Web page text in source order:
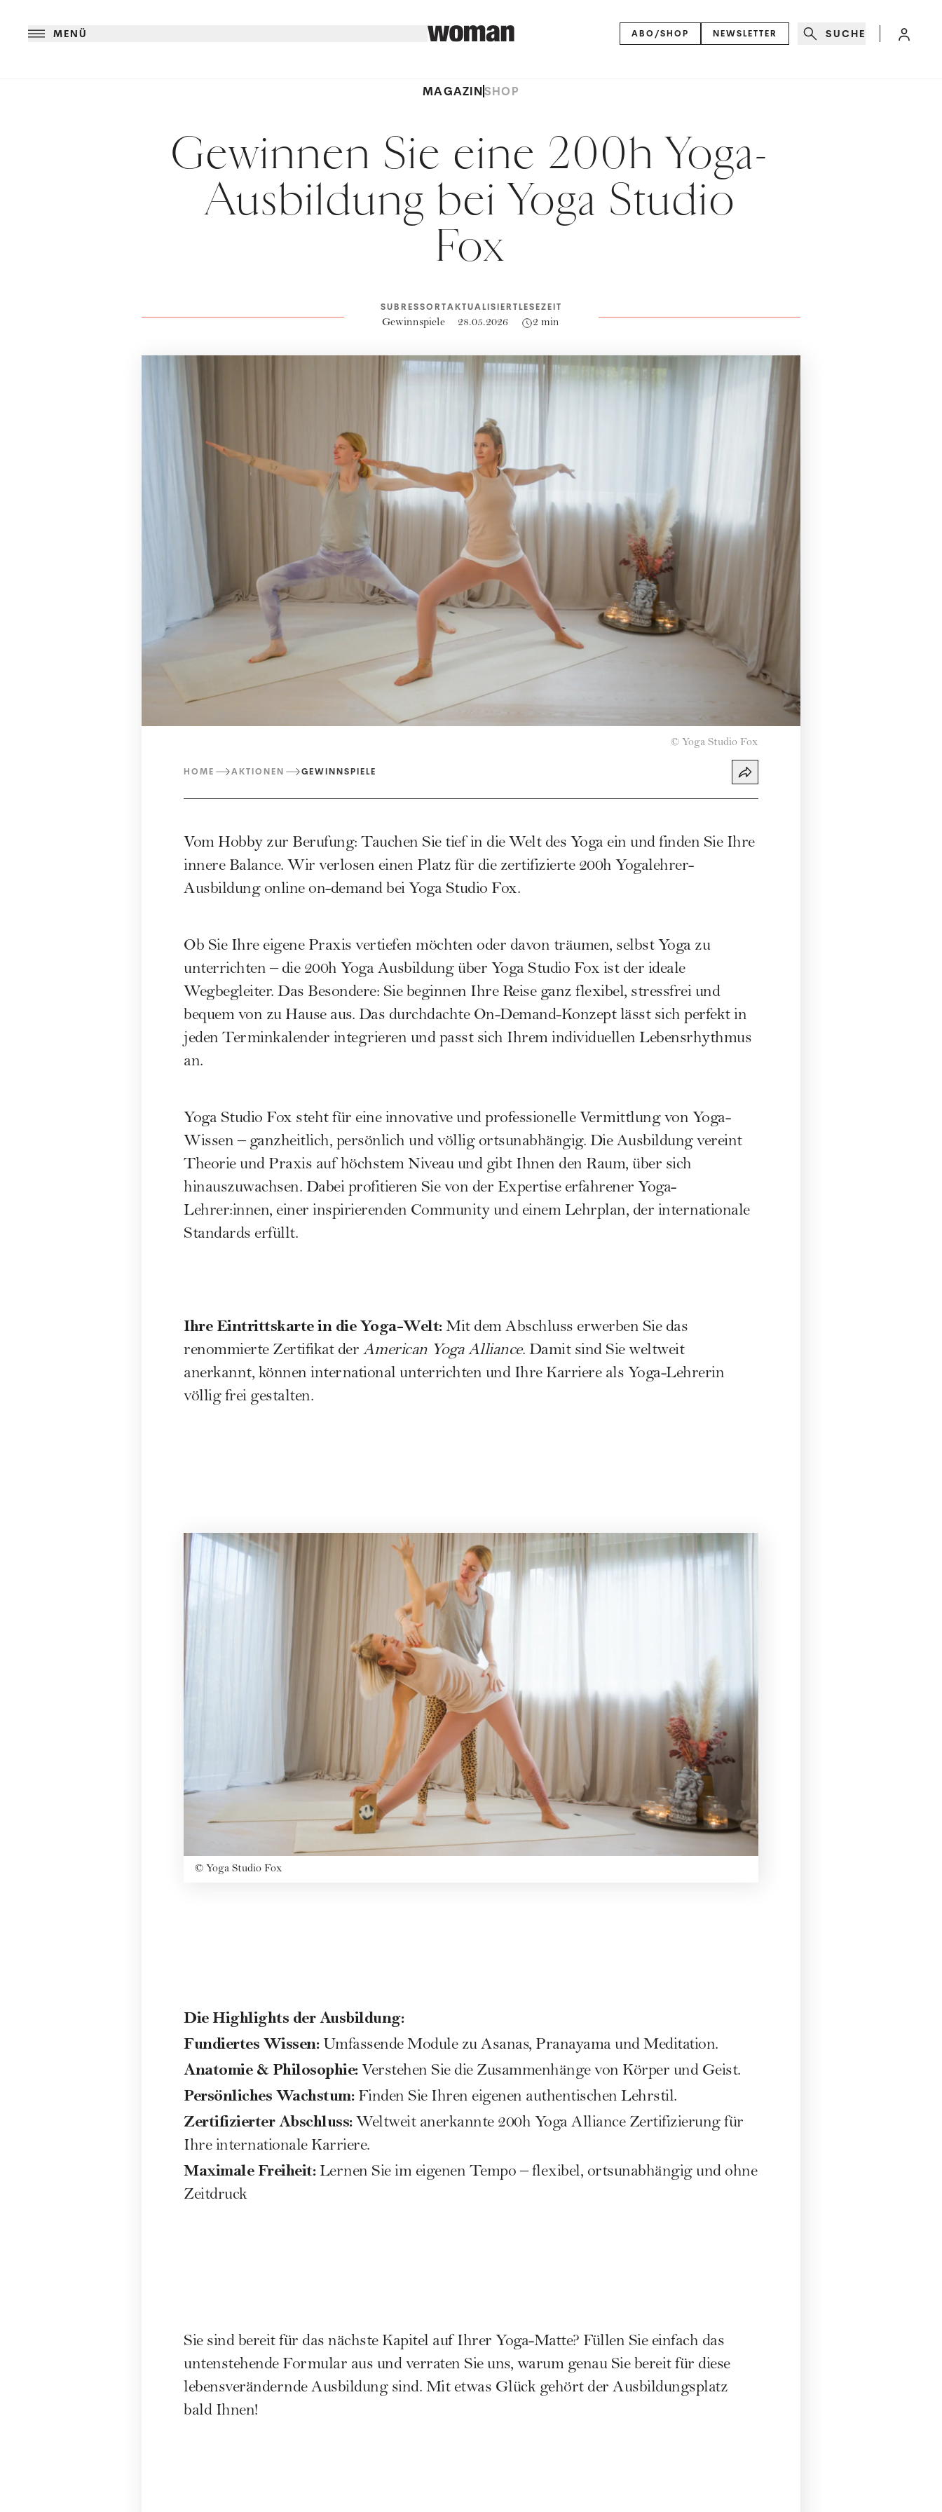
MENÜ ABO/SHOP NEWSLETTER SUCHE
MAGAZINSHOP
Gewinnen Sie eine 200h Yoga-
Ausbildung bei Yoga Studio
Fox
SUBRESSORT
Gewinnspiele
AKTUALISIERT
28.05.2026
LESEZEIT
2 min
© Yoga Studio Fox
HOME AKTIONEN GEWINNSPIELE
Vom Hobby zur Berufung: Tauchen Sie tief in die Welt des Yoga ein und finden Sie Ihre
innere Balance. Wir verlosen einen Platz für die zertifizierte 200h Yogalehrer-
Ausbildung online on-demand bei Yoga Studio Fox.
Ob Sie Ihre eigene Praxis vertiefen möchten oder davon träumen, selbst Yoga zu
unterrichten – die 200h Yoga Ausbildung über Yoga Studio Fox ist der ideale
Wegbegleiter. Das Besondere: Sie beginnen Ihre Reise ganz flexibel, stressfrei und
bequem von zu Hause aus. Das durchdachte On-Demand-Konzept lässt sich perfekt in
jeden Terminkalender integrieren und passt sich Ihrem individuellen Lebensrhythmus
an.
Yoga Studio Fox steht für eine innovative und professionelle Vermittlung von Yoga-
Wissen – ganzheitlich, persönlich und völlig ortsunabhängig. Die Ausbildung vereint
Theorie und Praxis auf höchstem Niveau und gibt Ihnen den Raum, über sich
hinauszuwachsen. Dabei profitieren Sie von der Expertise erfahrener Yoga-
Lehrer:innen, einer inspirierenden Community und einem Lehrplan, der internationale
Standards erfüllt.
Ihre Eintrittskarte in die Yoga-Welt:Mit dem Abschluss erwerben Sie das
renommierte Zertifikat der American Yoga Alliance. Damit sind Sie weltweit
anerkannt, können international unterrichten und Ihre Karriere als Yoga-Lehrerin
völlig frei gestalten.
© Yoga Studio Fox
Die Highlights der Ausbildung:
Fundiertes Wissen: Umfassende Module zu Asanas, Pranayama und Meditation.
Anatomie & Philosophie: Verstehen Sie die Zusammenhänge von Körper und Geist.
Persönliches Wachstum: Finden Sie Ihren eigenen authentischen Lehrstil.
Zertifizierter Abschluss: Weltweit anerkannte 200h Yoga Alliance Zertifizierung für
Ihre internationale Karriere.
Maximale Freiheit:Lernen Sie im eigenen Tempo – flexibel, ortsunabhängig und ohne
Zeitdruck
Sie sind bereit für das nächste Kapitel auf Ihrer Yoga-Matte? Füllen Sie einfach das
untenstehende Formular aus und verraten Sie uns, warum genau Sie bereit für diese
lebensverändernde Ausbildung sind. Mit etwas Glück gehört der Ausbildungsplatz
bald Ihnen!